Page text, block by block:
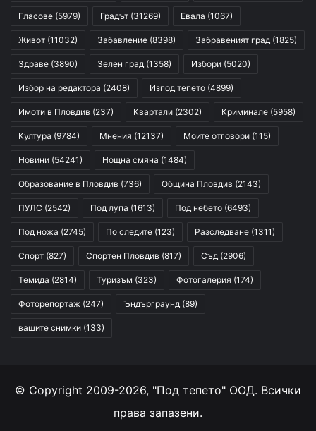
Гласове (5979) Градът (31269) Евала (1067)
Живот (11032) Забавление (8398) Забравеният град (1825)
Здраве (3890) Зелен град (1358) Избори (5020)
Избор на редактора (2408) Изпод тепето (4899)
Имоти в Пловдив (237) Квартали (2302) Криминале (5958)
Култура (9784) Мнения (12137) Моите отговори (115)
Новини (54241) Нощна смяна (1484)
Образование в Пловдив (736) Община Пловдив (2143)
ПУЛС (2542) Под лупа (1613) Под небето (6493)
Под ножа (2745) По следите (123) Разследване (1311)
Спорт (827) Спортен Пловдив (817) Съд (2906)
Темида (2814) Туризъм (323) Фотогалерия (174)
Фоторепортаж (247) Ъндърграунд (89)
вашите снимки (133)
© Copyright 2009-2026, "Под тепето" ООД. Всички
права запазени.